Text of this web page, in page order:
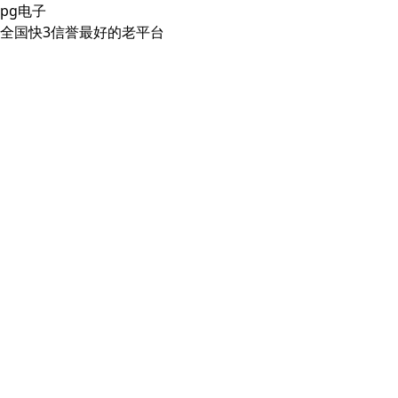
pg电子
全国快3信誉最好的老平台